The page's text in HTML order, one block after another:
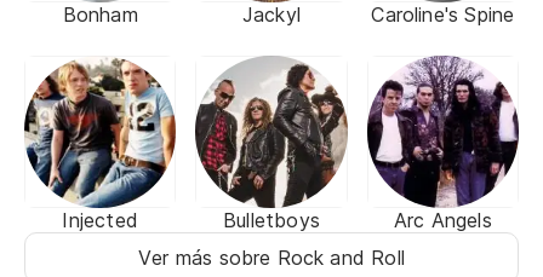
Bonham Jackyl Caroline's Spine
Injected Bulletboys
Arc Angels
Ver más sobre Rock and Roll